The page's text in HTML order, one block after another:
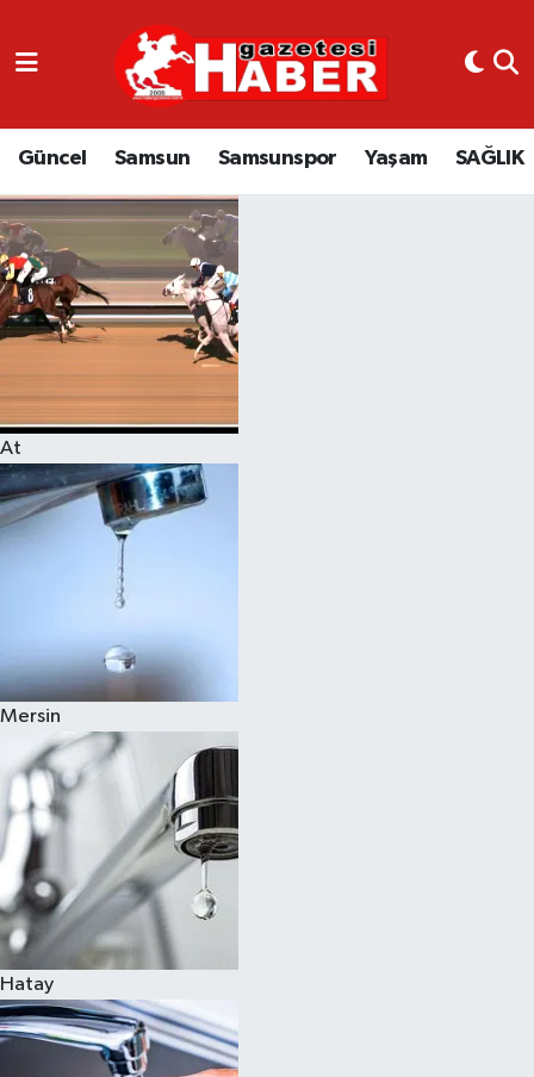
Güncel Samsun Samsunspor Yaşam SAĞLIK
At
Mersin
Hatay
GÜNCEL
SAMSUN
SAMSUNSPOR
EKONOMİ
YAŞAM